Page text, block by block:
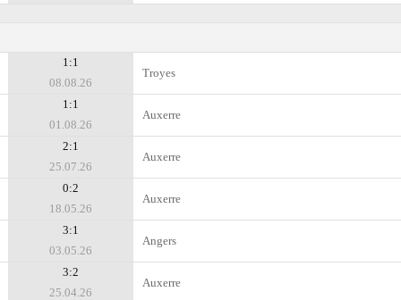
1:1
08.08.26
Troyes
1:1
01.08.26
Auxerre
2:1
25.07.26
Auxerre
0:2
18.05.26
Auxerre
3:1
03.05.26
Angers
3:2
25.04.26
Auxerre